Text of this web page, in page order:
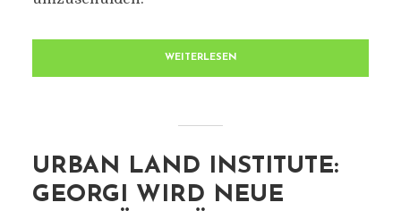
WEITERLESEN
URBAN LAND INSTITUTE:
GEORGI WIRD NEUE